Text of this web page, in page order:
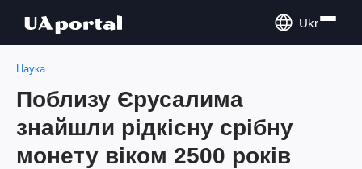
Ukr
Наука
Поблизу Єрусалима
знайшли рідкісну срібну
монету віком 2500 років